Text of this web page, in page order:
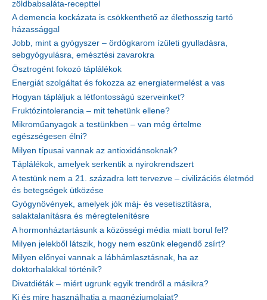
zöldbabsaláta-recepttel
A demencia kockázata is csökkenthető az élethosszig tartó
házassággal
Jobb, mint a gyógyszer – ördögkarom ízületi gyulladásra,
sebgyógyulásra, emésztési zavarokra
Ösztrogént fokozó táplálékok
Energiát szolgáltat és fokozza az energiatermelést a vas
Hogyan tápláljuk a létfontosságú szerveinket?
Fruktózintolerancia – mit tehetünk ellene?
Mikroműanyagok a testünkben – van még értelme
egészségesen élni?
Milyen típusai vannak az antioxidánsoknak?
Táplálékok, amelyek serkentik a nyirokrendszert
A testünk nem a 21. századra lett tervezve – civilizációs életmód
és betegségek ütközése
Gyógynövények, amelyek jók máj- és vesetisztításra,
salaktalanításra és méregtelenítésre
A hormonháztartásunk a közösségi média miatt borul fel?
Milyen jelekből látszik, hogy nem eszünk elegendő zsírt?
Milyen előnyei vannak a lábhámlasztásnak, ha az
doktorhalakkal történik?
Divatdiéták – miért ugrunk egyik trendről a másikra?
Ki és mire használhatja a magnéziumolajat?